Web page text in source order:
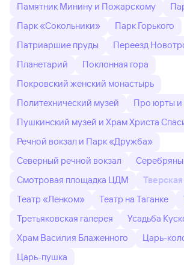
Памятник Минину и Пожарскому
Парк «Сокольники»
Парк Горького
Патриаршие пруды
Переезд
Планетарий
Поклонная гора
Покровский женский монастырь
Политехнический музей
Про юрты и
Пушкинский музей и Храм Христа
Речной вокзал и Парк «Дружба»
Северный речной вокзал
Смотровая площадка ЦДМ
Театр «Ленком»
Театр на Таганке
Третьяковская галерея
Усадьба
Храм Василия Блаженного
Царь-
Царь-пушка